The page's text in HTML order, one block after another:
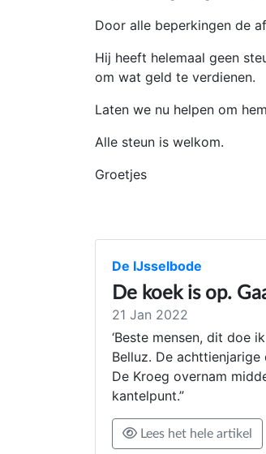
Door alle beperkingen de
Hij heeft helemaal geen
om wat geld te verdienen.
Laten we nu helpen om
Alle steun is welkom.
Groetjes
De IJsselbode
De koek is op.
21 Jan 2022
‘Beste mensen, dit doe
Belluz. De
De Kroeg overnam
kantelpunt.”
Lees het hele artikel